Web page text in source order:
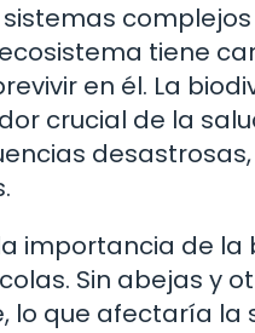
sistemas
tiene
en él. La
crucial de la
importancia de
Sin abejas y
lo que afectaría